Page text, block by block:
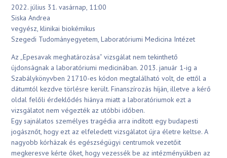
2022. július 31. vasárnap, 11:00
Siska Andrea
vegyész, klinikai biokémikus
Szegedi Tudományegyetem, Laboratóriumi Medicina Intézet
Az „Epesavak meghatározása” vizsgálat nem tekinthető
újdonságnak a laboratóriumi medicinában. 2013. január 1-ig a
Szabálykönyvben 21710-es kódon megtalálható volt, de ettől a
dátumtól kezdve törlésre került. Finanszírozás híján, illetve a kérő
oldal felőli érdeklődés hiánya miatt a laboratóriumok ezt a
vizsgálatot nem végezték az utóbbi időben.
Egy sajnálatos személyes tragédia arra indított egy budapesti
jogásznőt, hogy ezt az elfeledett vizsgálatot újra életre keltse. A
nagyobb kórházak és egészségügyi centrumok vezetőit
megkeresve kérte őket, hogy vezessék be az intézményükben az